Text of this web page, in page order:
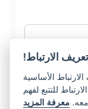
الارتباط!
الأساسية
للتتبع لفهم
معرفة المزيد